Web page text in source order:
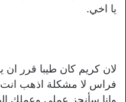
يا اخي.
لان كريم كان طيبا قرر ان
فراس لا مشكلة اذهب
وانا سأنجز عملي